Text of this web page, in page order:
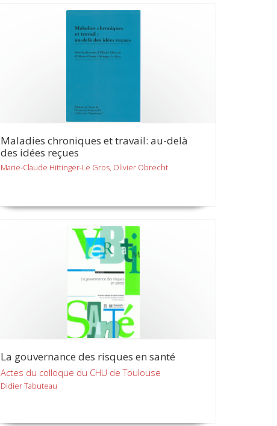
Maladies chroniques et travail: au-delà
des idées reçues
Marie-Claude Hittinger-Le Gros, Olivier Obrecht
La gouvernance des risques en santé
Actes du colloque du CHU de Toulouse
Didier Tabuteau